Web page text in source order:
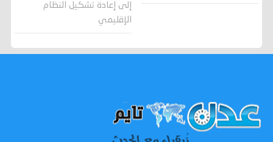
إلى إعادة تشكيل النظام
الإقليمي